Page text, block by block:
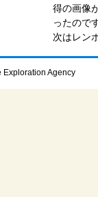
得の画像
ったので
次はレン
Exploration Agency